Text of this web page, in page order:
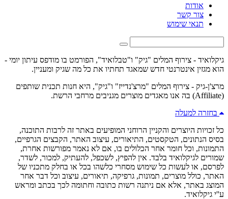
אודות
צור קשר
תנאי שימוש
גיקלואיד - צירוף המלים "גיק" ו"טבלואיד", הפורמט בו מודפס עיתון יומי -
הוא מגזין אינטרנטי חדש שמאגד תחתיו את כל מה שגיק ומעניין.
מרצ'ן-גיק - צירוף המלים "מרצ'נדייז" ו"גיק", היא חנות תכנית שותפים
(Affiliate) בה אנו מאגדים מוצרים מגניבים מרחבי הרשת.
בחזרה למעלה
כל זכויות היוצרים והקניין הרוחני המופיעים באתר זה לרבות התוכנה,
בסיס הנתונים, הטקסטים, התיאורים, עיצוב האתר, הקבצים הגרפיים,
התמונות, וכל חומר אחר הכלולים בו, אם לא נאמר מפורשות אחרת,
שמורים לגיקלואיד בלבד. אין להפיץ, לשכפל, להעתיק, למכור, לשדר,
לפרסם, או לעשות כל שימוש מסחרי כלשהו בכל או בחלק מתכניו של
האתר, כולל מוצרים, תמונות, גרפיקה, תיאורים, עיצוב וכל דבר אחר
המוצג באתר, אלא אם ניתנה רשות כתובה וחתומה לכך בכתב ומראש
ע''י גיקלואיד.